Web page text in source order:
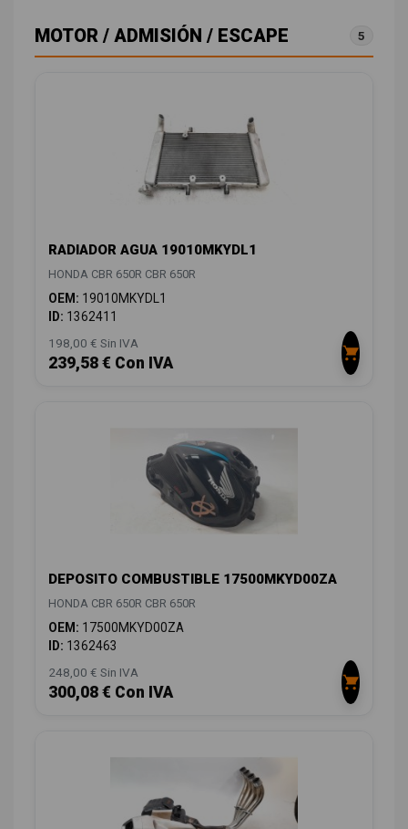
MOTOR / ADMISIÓN / ESCAPE 5
RADIADOR AGUA 19010MKYDL1
HONDA CBR 650R CBR 650R
OEM: 19010MKYDL1
ID: 1362411
198,00 € Sin IVA
239,58 € Con IVA
DEPOSITO COMBUSTIBLE 17500MKYD00ZA
HONDA CBR 650R CBR 650R
OEM: 17500MKYD00ZA
ID: 1362463
248,00 € Sin IVA
300,08 € Con IVA